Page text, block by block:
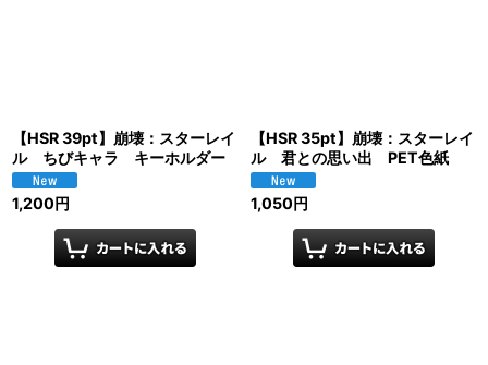
【HSR 39pt】崩壊：スターレイ
ル ちびキャラ キーホルダー
1,200円
【HSR 35pt】崩壊：スターレイ
ル 君との思い出 PET色紙
1,050円